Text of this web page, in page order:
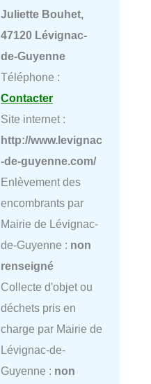
Juliette Bouhet,
47120 Lévignac-
de-Guyenne
Téléphone :
Contacter
Site internet :
http://www.levignac
-de-guyenne.com/
Enlèvement des
encombrants par
Mairie de Lévignac-
de-Guyenne : non
renseigné
Collecte d'objet ou
déchets pris en
charge par Mairie de
Lévignac-de-
Guyenne : non